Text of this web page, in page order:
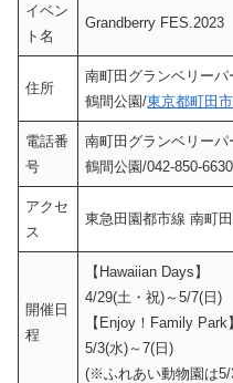
イベン
ト名
Grandberry FES.2023
住所
南町田グランベリーパ
鶴間公園/東京都町田
電話番
号
南町田グランベリーパ
鶴間公園/042-850-6630
アクセ
ス
東急田園都市線 南町
開催日
程
【Hawaiian Days】
4/29(土・祝)～5/7(日)
【Enjoy！Family Park】
5/3(水)～7(日)
(※ふれあい動物園は5/